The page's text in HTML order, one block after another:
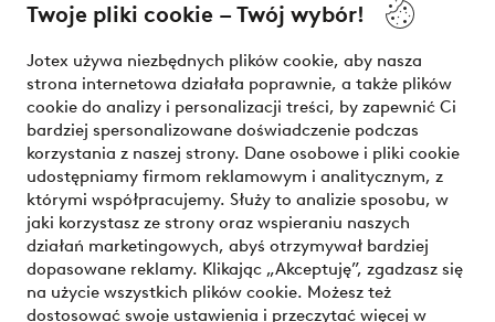
Twoje pliki cookie – Twój wybór!
Jotex używa niezbędnych plików cookie, aby nasza
strona internetowa działała poprawnie, a także plików
cookie do analizy i personalizacji treści, by zapewnić Ci
bardziej spersonalizowane doświadczenie podczas
korzystania z naszej strony. Dane osobowe i pliki cookie
udostępniamy firmom reklamowym i analitycznym, z
którymi współpracujemy. Służy to analizie sposobu, w
jaki korzystasz ze strony oraz wspieraniu naszych
działań marketingowych, abyś otrzymywał bardziej
dopasowane reklamy. Klikając „Akceptuję”, zgadzasz się
na użycie wszystkich plików cookie. Możesz też
dostosować swoje ustawienia i przeczytać więcej w
Warunki
Bezpieczne płatności - zapłać teraz lub podziel się
Chcesz dowiedzieć się więcej o naszych opcjach płatności